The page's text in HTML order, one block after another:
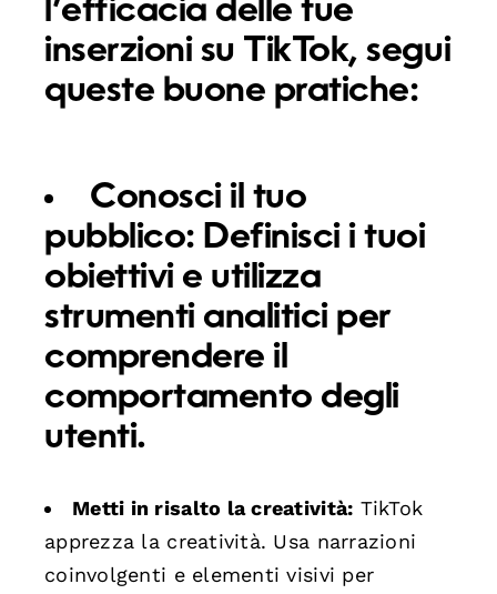
l’efficacia delle tue
inserzioni su TikTok, segui
queste buone pratiche:
Conosci il tuo
pubblico: Definisci i tuoi
obiettivi e utilizza
strumenti analitici per
comprendere il
comportamento degli
utenti.
Metti in risalto la creatività: TikTok
apprezza la creatività. Usa narrazioni
coinvolgenti e elementi visivi per